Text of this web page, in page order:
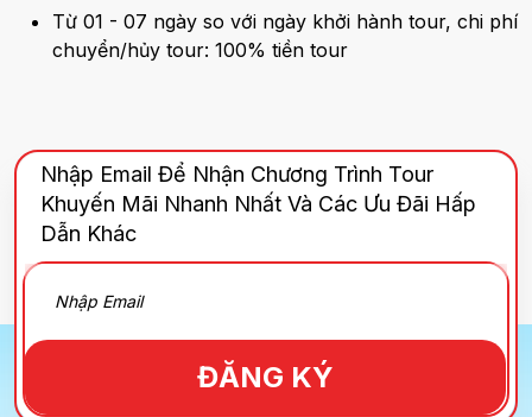
Từ 01 - 07 ngày so với ngày khởi hành tour, chi phí
chuyển/hủy tour: 100% tiền tour
Nhập Email Để Nhận Chương Trình Tour
Khuyến Mãi Nhanh Nhất Và Các Ưu Đãi Hấp
Dẫn Khác
ĐĂNG KÝ